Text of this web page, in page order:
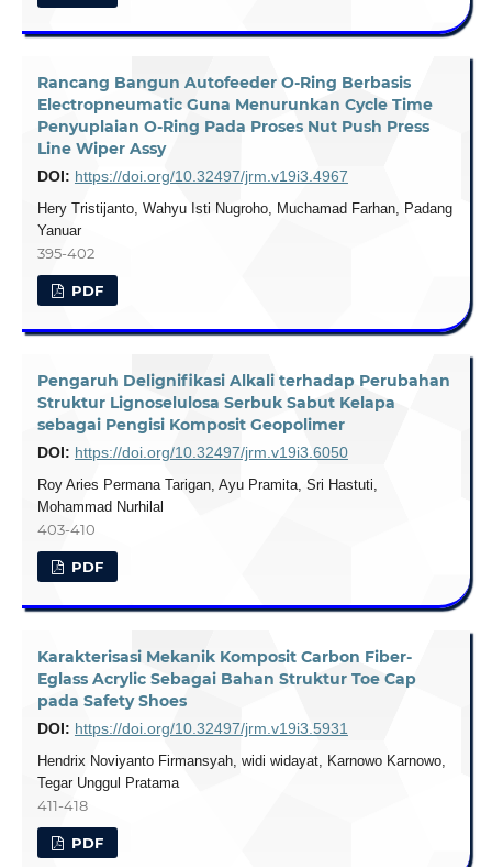
Rancang Bangun Autofeeder O-Ring Berbasis
Electropneumatic Guna Menurunkan Cycle Time
Penyuplaian O-Ring Pada Proses Nut Push Press
Line Wiper Assy
DOI: https://doi.org/10.32497/jrm.v19i3.4967
Hery Tristijanto, Wahyu Isti Nugroho, Muchamad Farhan, Padang
Yanuar
395-402
PDF
Pengaruh Delignifikasi Alkali terhadap Perubahan
Struktur Lignoselulosa Serbuk Sabut Kelapa
sebagai Pengisi Komposit Geopolimer
DOI: https://doi.org/10.32497/jrm.v19i3.6050
Roy Aries Permana Tarigan, Ayu Pramita, Sri Hastuti,
Mohammad Nurhilal
403-410
PDF
Karakterisasi Mekanik Komposit Carbon Fiber-
Eglass Acrylic Sebagai Bahan Struktur Toe Cap
pada Safety Shoes
DOI: https://doi.org/10.32497/jrm.v19i3.5931
Hendrix Noviyanto Firmansyah, widi widayat, Karnowo Karnowo,
Tegar Unggul Pratama
411-418
PDF